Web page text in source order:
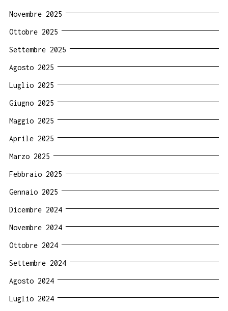
Novembre 2025
Ottobre 2025
Settembre 2025
Agosto 2025
Luglio 2025
Giugno 2025
Maggio 2025
Aprile 2025
Marzo 2025
Febbraio 2025
Gennaio 2025
Dicembre 2024
Novembre 2024
Ottobre 2024
Settembre 2024
Agosto 2024
Luglio 2024